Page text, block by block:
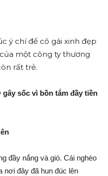
ý chí để cô gái xinh đẹp
một công ty thương
rất trẻ.
s‌ốc vì bồn tắm đầy tiền
đầy nắng và gió. Cái nghèo
nơi đây đã hun đúc lên